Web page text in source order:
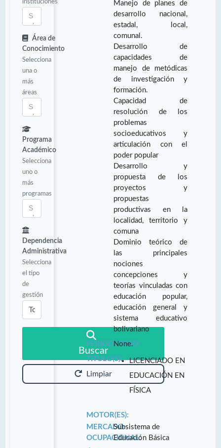
Área de
Conocimiento
Selecciona
una o
más
áreas
Programa
Académico
Selecciona
uno o
más
programas
Dependencia
Administrativa
Selecciona
el tipo
de
gestión
Buscar
Limpiar
Manejo de planes de
desarrollo nacional,
estadal, local,
comunal.
Desarrollo de
capacidades de
manejo de metódicas
de investigación y
formación.
Capacidad de
resolución de los
problemas
socioeducativos y
articulación con el
poder popular
Desarrollo y
propuesta de los
proyectos y
propuestas
productivas en la
localidad, territorio y
comuna
Dominio teórico de
las principales
nociones
concepciones y
teorías vinculadas con
educación popular,
educación general y
sistema educativo
bolivariano
PERIODICIDAD:
None.
TITULO(S):
LICENCIADO EN
EDUCACIÓN EN
FÍSICA
MOTOR(ES):
MERCADO
OCUPACIONAL:
Subsistema de
Educación Básica